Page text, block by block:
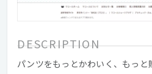
DESCRIPTION
パンツをもっとかわいく、もっと